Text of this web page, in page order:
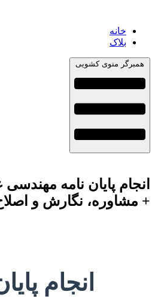
خانه
بلاک
همبرگر منوی کشویی
انجام پایان نامه
+ مشاوره، نگارش و
انجام